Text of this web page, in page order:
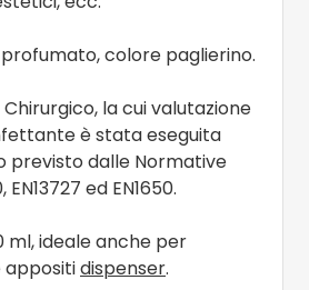
colore paglierino.
la cui valutazione
è stata eseguita
previsto dalle Normative
EN13727 ed EN1650.
ml, ideale anche per
appositidispenser.